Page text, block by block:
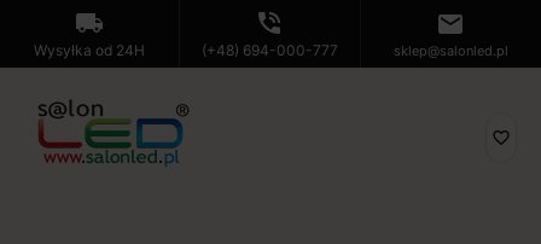
local_shipping
Wysyłka od 24H
phone_in_talk
(+48) 694-000-777
mail
sklep@salonled.pl
favorite_border